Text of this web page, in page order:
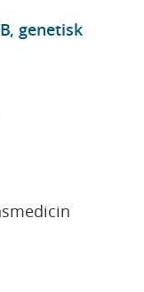
genetisk